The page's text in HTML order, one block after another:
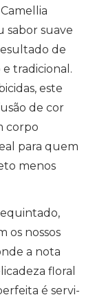
sabor suave
de
tradicional.
este
de cor
corpo
para quem
menos
os nossos
a nota
floral
é servi-